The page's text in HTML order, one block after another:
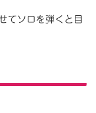
てソロを弾くと目